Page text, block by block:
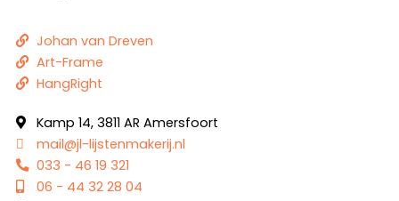
Johan van Dreven
Art-Frame
HangRight
Kamp 14, 3811 AR Amersfoort
mail@jl-lijstenmakerij.nl
033 - 46 19 321
06 - 44 32 28 04